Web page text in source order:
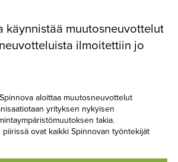
käynnistää muutosneuvottelut
ilmoitettiin jo
aloittaa muutosneuvottelut
yrityksen nykyisen
takia.
ovat kaikki Spinnovan työntekijät